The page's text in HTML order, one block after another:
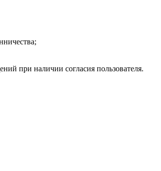
при наличии согласия пользователя.